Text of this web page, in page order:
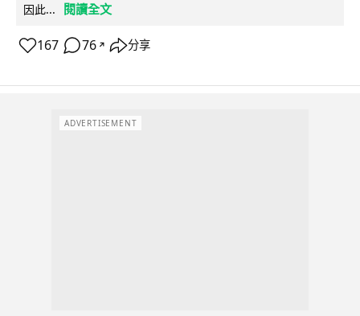
因此...
閱讀全文
167 76 ↗ 分享
ADVERTISEMENT